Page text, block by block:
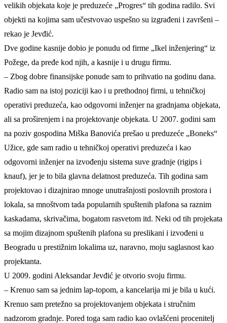
velikih objekata koje je preduzeće „Progres“ tih godina radilo. Svi
objekti na kojima sam učestvovao uspešno su izgrađeni i završeni –
rekao je Jevđić.
Dve godine kasnije dobio je ponudu od firme „Ikel inženjering“ iz
Požege, da pređe kod njih, a kasnije i u drugu firmu.
– Zbog dobre finansijske ponude sam to prihvatio na godinu dana.
Radio sam na istoj poziciji kao i u prethodnoj firmi, u tehničkoj
operativi preduzeća, kao odgovorni inženjer na gradnjama objekata,
ali sa proširenjem i na projektovanje objekata. U 2007. godini sam
na poziv gospodina Miška Banovića prešao u preduzeće „Boneks“
Užice, gde sam radio u tehničkoj operativi preduzeća i kao
odgovorni inženjer na izvođenju sistema suve gradnje (rigips i
knauf), jer je to bila glavna delatnost preduzeća. Tih godina sam
projektovao i dizajnirao mnoge unutrašnjosti poslovnih prostora i
lokala, sa mnoštvom tada popularnih spuštenih plafona sa raznim
kaskadama, skrivačima, bogatom rasvetom itd. Neki od tih projekata
sa mojim dizajnom spuštenih plafona su preslikani i izvođeni u
Beogradu u prestižnim lokalima uz, naravno, moju saglasnost kao
projektanta.
U 2009. godini Aleksandar Jevđić je otvorio svoju firmu.
– Krenuo sam sa jednim lap-topom, a kancelarija mi je bila u kući.
Krenuo sam pretežno sa projektovanjem objekata i stručnim
nadzorom gradnje. Pored toga sam radio kao ovlašćeni procenitelj